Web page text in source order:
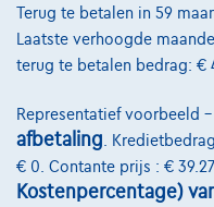
Terug te betalen in 59
Laatste verhoogde
terug te betalen bedrag: €
Representatief voorbeeld
afbetaling .
€ 0. Contante prijs : €
Kostenpercentage)
Autoverzekering
Lease en persoonlijke
Over Ons
Word klant